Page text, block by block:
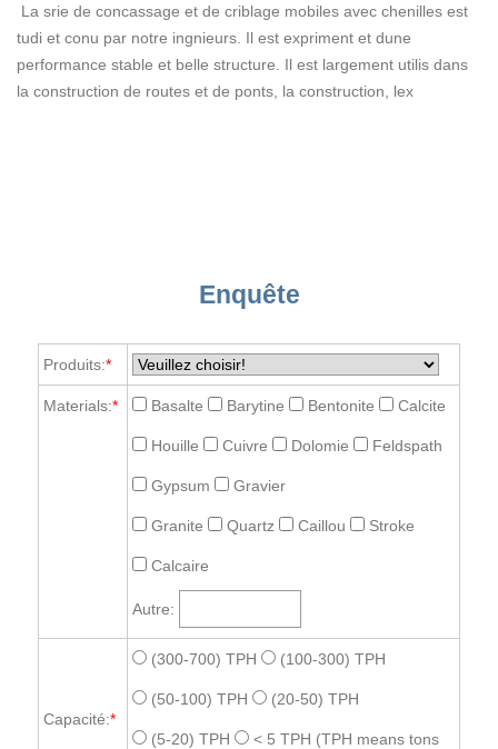
La srie de concassage et de criblage mobiles avec chenilles est
tudi et conu par notre ingnieurs. Il est expriment et dune
performance stable et belle structure. Il est largement utilis dans
la construction de routes et de ponts, la construction, lex
Enquête
Produits:*
Materials:* Basalte Barytine Bentonite Calcite
Houille Cuivre Dolomie Feldspath
Gypsum Gravier
Granite Quartz Caillou Stroke
Calcaire
Autre:
Capacité:*
(300-700) TPH (100-300) TPH
(50-100) TPH (20-50) TPH
(5-20) TPH < 5 TPH (TPH means tons